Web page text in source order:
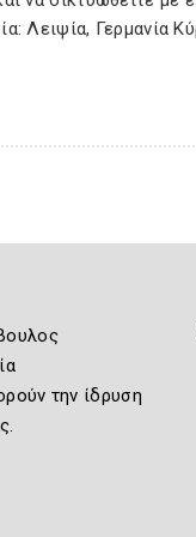
Λειψία, Γερμανία
την ίδρυση